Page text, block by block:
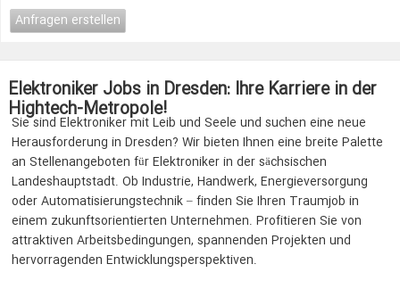
Anfragen erstellen
Elektroniker Jobs in Dresden: Ihre Karriere in der
Hightech-Metropole!
Sie sind Elektroniker mit Leib und Seele und suchen eine neue
Herausforderung in Dresden? Wir bieten Ihnen eine breite Palette
an Stellenangeboten für Elektroniker in der sächsischen
Landeshauptstadt. Ob Industrie, Handwerk, Energieversorgung
oder Automatisierungstechnik – finden Sie Ihren Traumjob in
einem zukunftsorientierten Unternehmen. Profitieren Sie von
attraktiven Arbeitsbedingungen, spannenden Projekten und
hervorragenden Entwicklungsperspektiven.